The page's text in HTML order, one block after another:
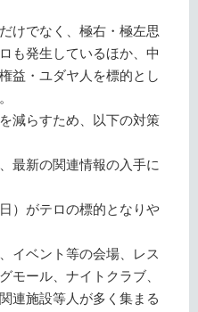
けでなく、極右・極左思
も発生しているほか、中
益・ユダヤ人を標的とし
減らすため、以下の対策
最新の関連情報の入手に
）がテロの標的となりや
イベント等の会場、レス
モール、ナイトクラブ、
連施設等人が多く集まる